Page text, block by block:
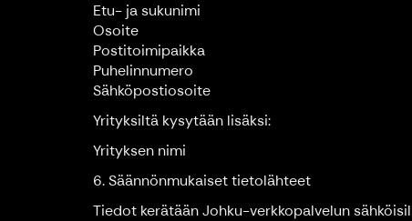
Etu- ja sukunimi
Osoite
Postitoimipaikka
Puhelinnumero
Sähköpostiosoite
Yrityksiltä kysytään lisäksi:
Yrityksen nimi
6. Säännönmukaiset tietolähteet
Tiedot kerätään Johku-verkkopalvelun